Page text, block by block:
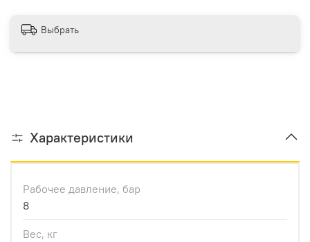
Выбрать
Характеристики
Рабочее давление, бар
8
Вес, кг